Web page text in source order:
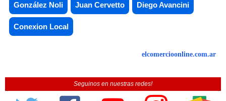
González Noli Juan Cervetto Diego Avancini
Conexion Local
elcomercioonline.com.ar
Seguinos en nuestras redes!